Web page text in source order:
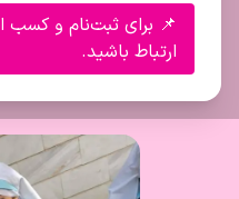
📌 برای ثبت‌نام و کسب
ارتباط باشید.
18 خرداد 1405، ساعت 16:49